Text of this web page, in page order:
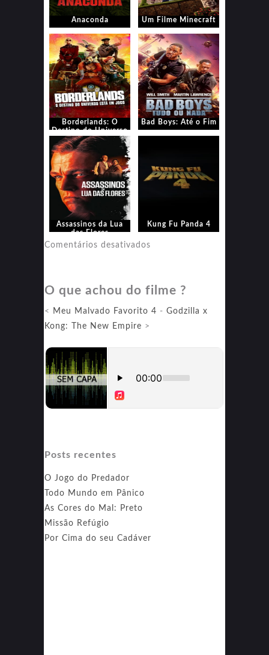
Anaconda Um Filme Minecraft
Borderlands: O
Destino do Universo
Está em Jogo
Bad Boys: Até o Fim
Assassinos da Lua
das Flores
Kung Fu Panda 4
Comentários desativados
Panda
O que achou do filme ?
< Meu Malvado Favorito 4 - Godzilla x
Kong: The New Empire >
Posts recentes
O Jogo do Predador
Todo Mundo em Pânico
As Cores do Mal: Preto
Missão Refúgio
Por Cima do seu Cadáver